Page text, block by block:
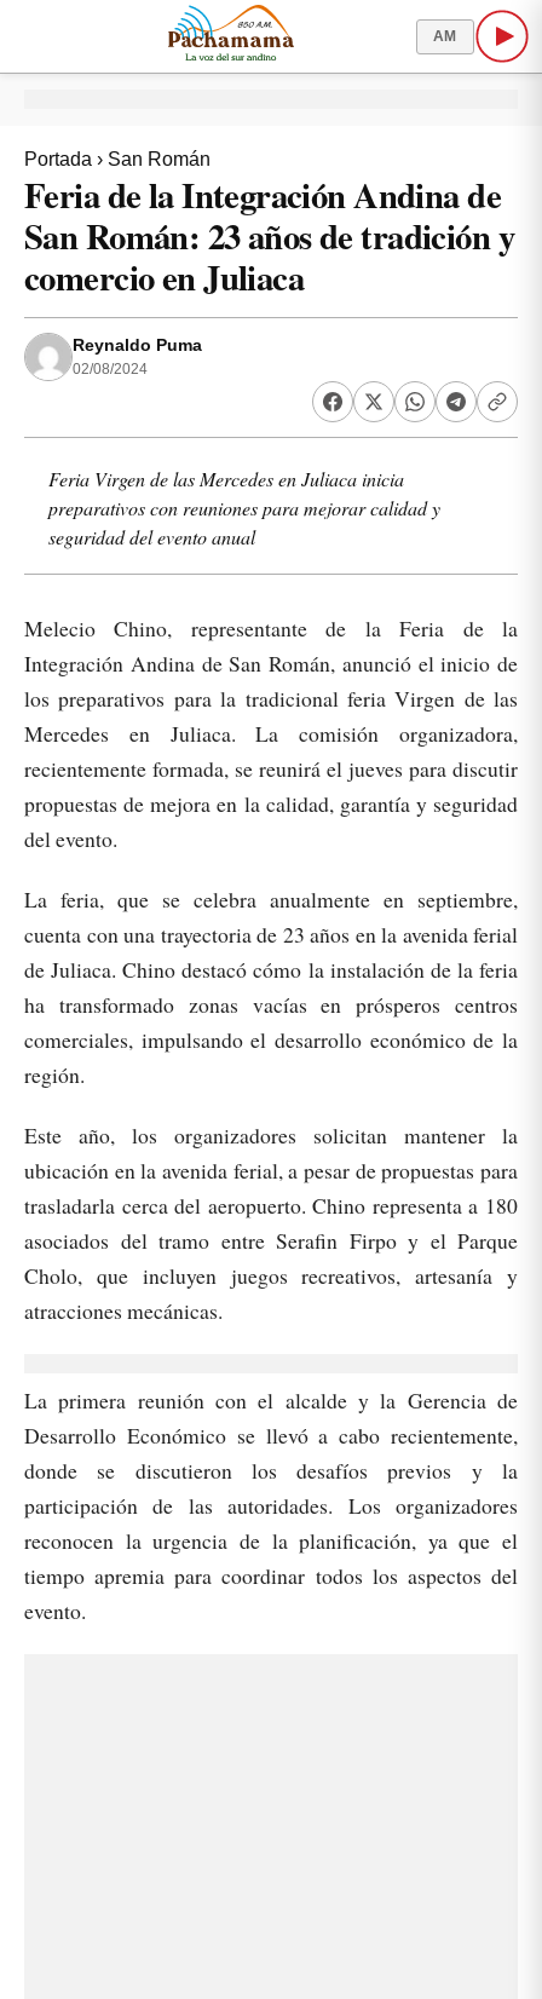
AM
Portada › San Román
Feria de la Integración Andina de
San Román: 23 años de tradición y
comercio en Juliaca
Reynaldo Puma
02/08/2024
Feria Virgen de las Mercedes en Juliaca inicia
preparativos con reuniones para mejorar calidad y
seguridad del evento anual
Melecio Chino, representante de la Feria de la
Integración Andina de San Román, anunció el inicio de
los preparativos para la tradicional feria Virgen de las
Mercedes en Juliaca. La comisión organizadora,
recientemente formada, se reunirá el jueves para discutir
propuestas de mejora en la calidad, garantía y seguridad
del evento.
La feria, que se celebra anualmente en septiembre,
cuenta con una trayectoria de 23 años en la avenida ferial
de Juliaca. Chino destacó cómo la instalación de la feria
ha transformado zonas vacías en prósperos centros
comerciales, impulsando el desarrollo económico de la
región.
Este año, los organizadores solicitan mantener la
ubicación en la avenida ferial, a pesar de propuestas para
trasladarla cerca del aeropuerto. Chino representa a 180
asociados del tramo entre Serafin Firpo y el Parque
Cholo, que incluyen juegos recreativos, artesanía y
atracciones mecánicas.
La primera reunión con el alcalde y la Gerencia de
Desarrollo Económico se llevó a cabo recientemente,
donde se discutieron los desafíos previos y la
participación de las autoridades. Los organizadores
reconocen la urgencia de la planificación, ya que el
tiempo apremia para coordinar todos los aspectos del
evento.